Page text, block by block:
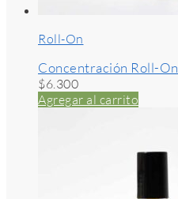
Roll-On
Concentración Roll-On
$6.300
Agregar al carrito